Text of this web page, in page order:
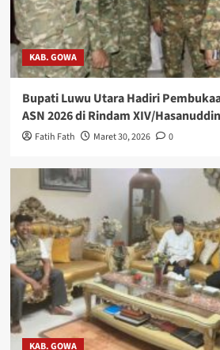
KAB. GOWA
Bupati Luwu Utara Hadiri
ASN 2026 di Rindam XIV/Hasanuddin
Fatih Fath Maret 30, 2026 0
KAB. GOWA